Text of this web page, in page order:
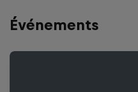
Événements